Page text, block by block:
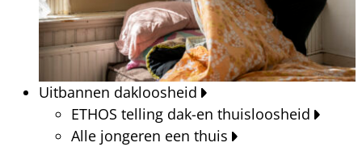
Uitbannen dakloosheid
ETHOS telling dak-en thuisloosheid
Alle jongeren een thuis